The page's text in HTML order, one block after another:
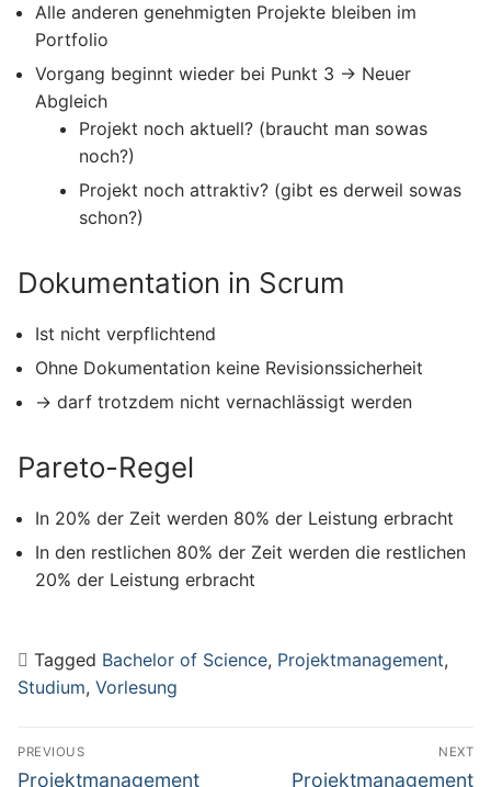
Alle anderen genehmigten Projekte bleiben im
Portfolio
Vorgang beginnt wieder bei Punkt 3 → Neuer
Abgleich
Projekt noch aktuell? (braucht man sowas
noch?)
Projekt noch attraktiv? (gibt es derweil sowas
schon?)
Dokumentation in Scrum
Ist nicht verpflichtend
Ohne Dokumentation keine Revisionssicherheit
→ darf trotzdem nicht vernachlässigt werden
Pareto-Regel
In 20% der Zeit werden 80% der Leistung erbracht
In den restlichen 80% der Zeit werden die restlichen
20% der Leistung erbracht
Tagged Bachelor of Science, Projektmanagement,
Studium, Vorlesung
Beitragsnavigation
PREVIOUS
Previous
Projektmanagement
NEXT
Next
Projektmanagement